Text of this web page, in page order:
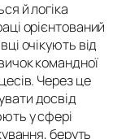
й логіка
орієнтований
очікують від
командної
Через це
досвід
у сфері
беруть